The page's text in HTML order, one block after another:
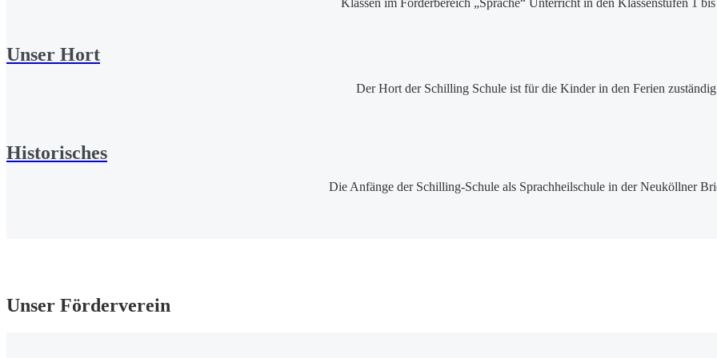
Unser Hort
Der Hort der Schilling Schule ist für die Kinder in den Ferien
Historisches
Die Anfänge der Schilling-Schule als Sprachheilschule in der Neuköllner
Unser Förderverein